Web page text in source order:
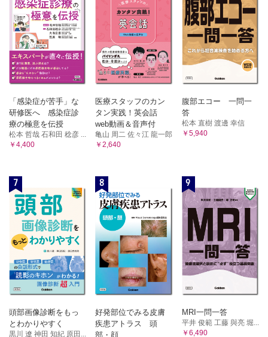
「感染症が苦手」な
研修医へ 感染症診
療の極意を伝授
松本 哲哉 石和田 稔彦 ...
￥4,400
医療スタッフのカン
タン実践！英会話
web動画＆音声付
亀山 周二 佐々江 龍一郎
￥2,640
腹部エコー 一問一
答
松本 直樹 渡邊 幸信
￥5,940
7
頭部画像診断をもっ
とわかりやすく
黒川 遼 神田 知紀 原田...
8
好発部位でみる皮膚
疾患アトラス 頭
部・顔
9
MRI一問一答
平井 俊範 工藤 與亮 堀...
￥6,490